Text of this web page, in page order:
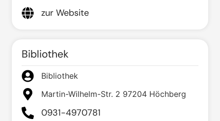
zur Website
Bibliothek
Bibliothek
Martin-Wilhelm-Str. 2 97204 Höchberg
0931-4970781